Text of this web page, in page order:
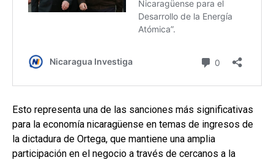
Esto representa una de las sanciones más significativas
para la economía nicaragüense en temas de ingresos de
la dictadura de Ortega, que mantiene una amplia
participación en el negocio a través de cercanos a la